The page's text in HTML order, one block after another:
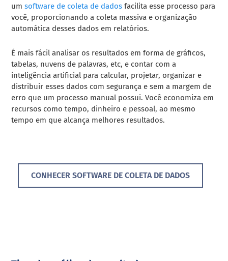
umsoftware de coleta de dados facilita esse processo para
você, proporcionando a coleta massiva e organização
automática desses dados em relatórios.
É mais fácil analisar os resultados em forma de gráficos,
tabelas, nuvens de palavras, etc, e contar com a
inteligência artificial para calcular, projetar, organizar e
distribuir esses dados com segurança e sem a margem de
erro que um processo manual possui. Você economiza em
recursos como tempo, dinheiro e pessoal, ao mesmo
tempo em que alcança melhores resultados.
CONHECER SOFTWARE DE COLETA DE DADOS